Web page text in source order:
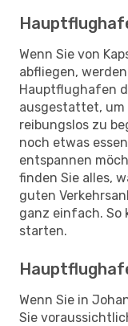
Wenn Sie von
abfliegen,
Hauptflughafen
ausgestattet, um
reibungslos zu
noch etwas
entspannen
finden Sie alles,
guten
ganz einfach. So
starten.
Wenn Sie in
Sie